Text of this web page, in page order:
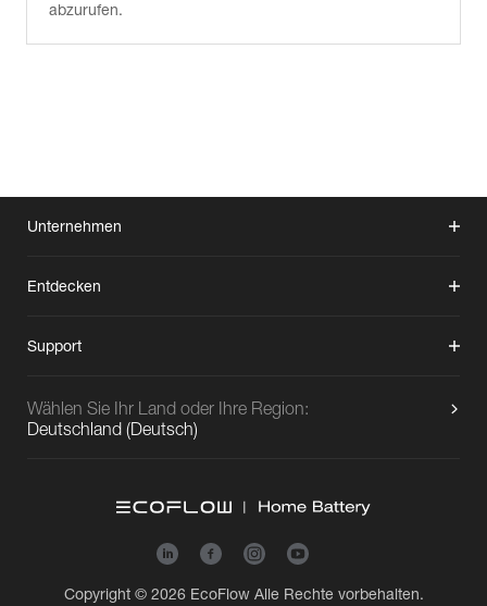
abzurufen.
Unternehmen
Entdecken
Support
Wählen Sie Ihr Land oder Ihre Region:
Deutschland (Deutsch)
Copyright © 2026 EcoFlowAlle Rechte vorbehalten.